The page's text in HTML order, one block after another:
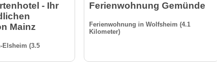
- Ihr
Mainz
Elsheim (3.5
Ferienwohnung Gemünde
Ferienwohnung in Wolfsheim (4.1
Kilometer)